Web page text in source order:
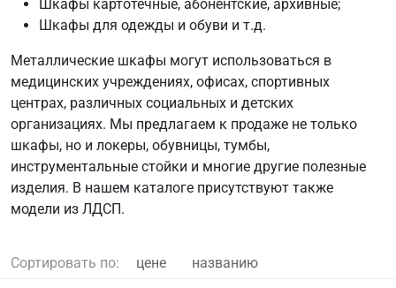
Шкафы картотечные, абонентские, архивные;
Шкафы для одежды и обуви и т.д.
Металлические шкафы могут использоваться в
медицинских учреждениях, офисах, спортивных
центрах, различных социальных и детских
организациях. Мы предлагаем к продаже не только
шкафы, но и локеры, обувницы, тумбы,
инструментальные стойки и многие другие полезные
изделия. В нашем каталоге присутствуют также
модели из ЛДСП.
Сортировать по: цене названию